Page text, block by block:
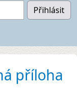
Přihlásit
příloha